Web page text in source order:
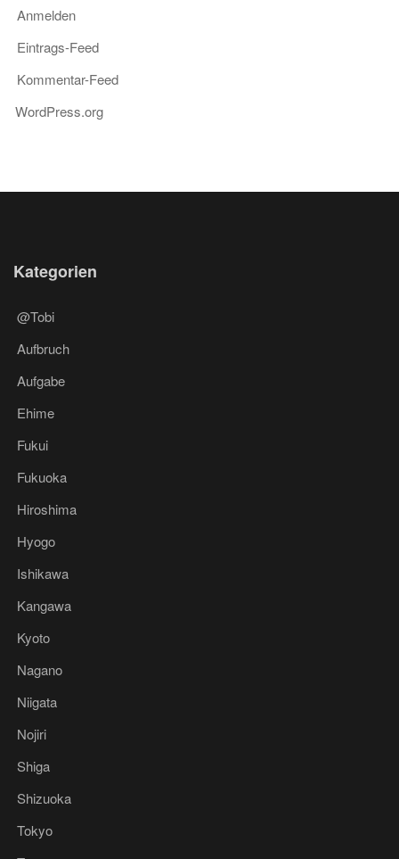
Anmelden
Eintrags-Feed
Kommentar-Feed
WordPress.org
Kategorien
@Tobi
Aufbruch
Aufgabe
Ehime
Fukui
Fukuoka
Hiroshima
Hyogo
Ishikawa
Kangawa
Kyoto
Nagano
Niigata
Nojiri
Shiga
Shizuoka
Tokyo